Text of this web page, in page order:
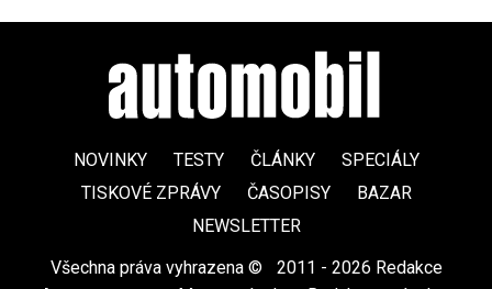
NOVINKY TESTY ČLÁNKY
SPECIÁLY
TISKOVÉ ZPRÁVY
ČASOPISY
BAZAR
NEWSLETTER
Všechna práva vyhrazena ©
2011 - 2026 Redakce